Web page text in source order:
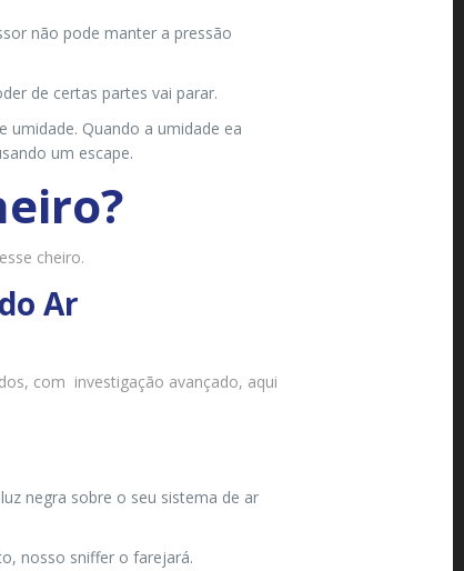
não pode manter a pressão
de certas partes vai parar.
umidade. Quando a umidade ea
um escape.
cheiro.
Ar
com investigação avançado, aqui
negra sobre o seu sistema de ar
nosso sniffer o farejará.